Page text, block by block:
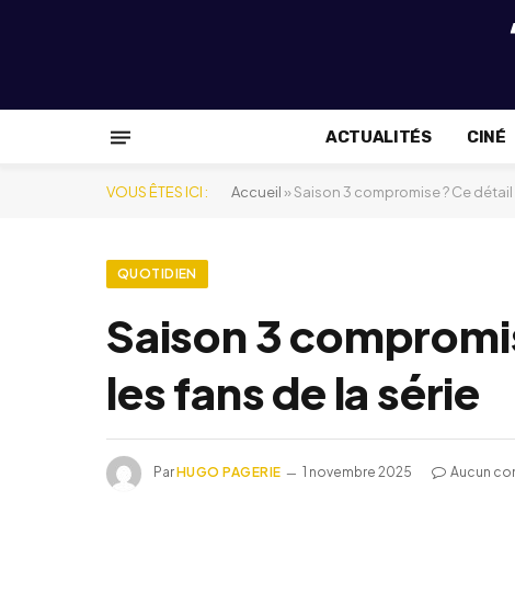
ACTUALITÉS CINÉ
VOUS ÊTES ICI : Accueil »Saison 3 compromise ? Ce
QUOTIDIEN
Saison 3
les fans de la série
ParHUGO PAGERIE 1 novembre 2025 Aucun